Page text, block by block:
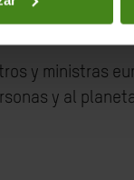
tiempo,
y ministras
y al